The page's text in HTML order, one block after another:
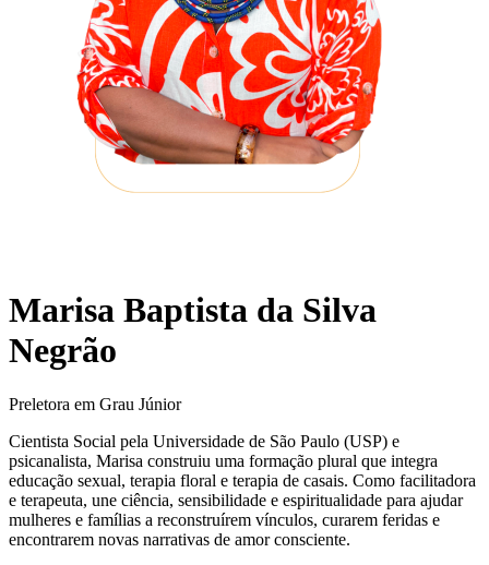
Marisa Baptista da Silva
Negrão
Preletora em Grau Júnior
Cientista Social pela Universidade de São Paulo (USP) e
psicanalista, Marisa construiu uma formação plural que integra
educação sexual, terapia floral e terapia de casais. Como facilitadora
e terapeuta, une ciência, sensibilidade e espiritualidade para ajudar
mulheres e famílias a reconstruírem vínculos, curarem feridas e
encontrarem novas narrativas de amor consciente.